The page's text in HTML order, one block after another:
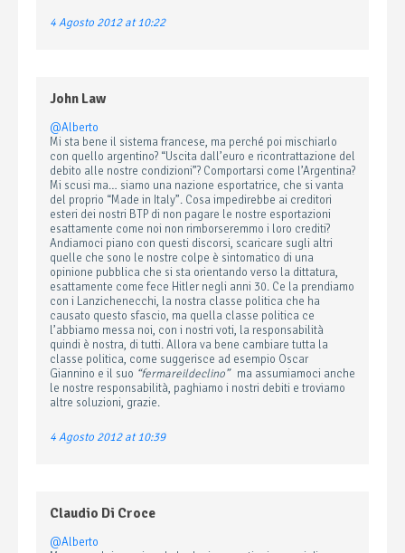
4 Agosto 2012 at 10:22
John Law
@Alberto
Mi sta bene il sistema francese, ma perché poi mischiarlo
con quello argentino? “Uscita dall’euro e ricontrattazione del
debito alle nostre condizioni”? Comportarsi come l’Argentina?
Mi scusi ma… siamo una nazione esportatrice, che si vanta
del proprio “Made in Italy”. Cosa impedirebbe ai creditori
esteri dei nostri BTP di non pagare le nostre esportazioni
esattamente come noi non rimborseremmo i loro crediti?
Andiamoci piano con questi discorsi, scaricare sugli altri
quelle che sono le nostre colpe è sintomatico di una
opinione pubblica che si sta orientando verso la dittatura,
esattamente come fece Hitler negli anni 30. Ce la prendiamo
con i Lanzichenecchi, la nostra classe politica che ha
causato questo sfascio, ma quella classe politica ce
l’abbiamo messa noi, con i nostri voti, la responsabilità
quindi è nostra, di tutti. Allora va bene cambiare tutta la
classe politica, come suggerisce ad esempio Oscar
Giannino e il suo “fermareildeclino” ma assumiamoci anche
le nostre responsabilità, paghiamo i nostri debiti e troviamo
altre soluzioni, grazie.
4 Agosto 2012 at 10:39
Claudio Di Croce
@Alberto